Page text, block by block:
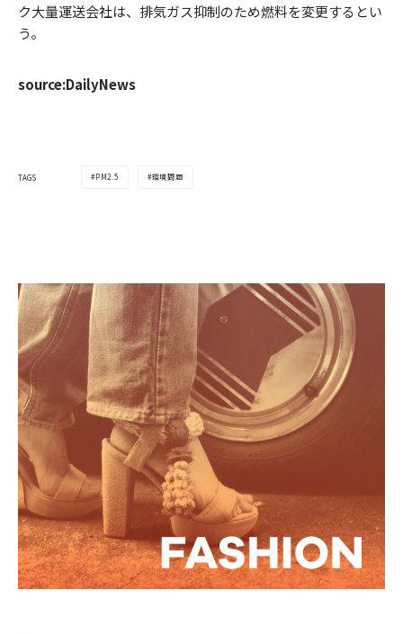
ク大量運送会社は、排気ガス抑制のため燃料を変更するとい
う。
source:DailyNews
TAGS PM2.5 環境問題